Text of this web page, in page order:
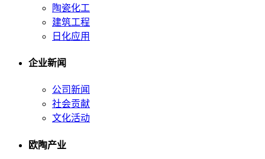
陶瓷化工
建筑工程
日化应用
企业新闻
公司新闻
社会贡献
文化活动
欧陶产业